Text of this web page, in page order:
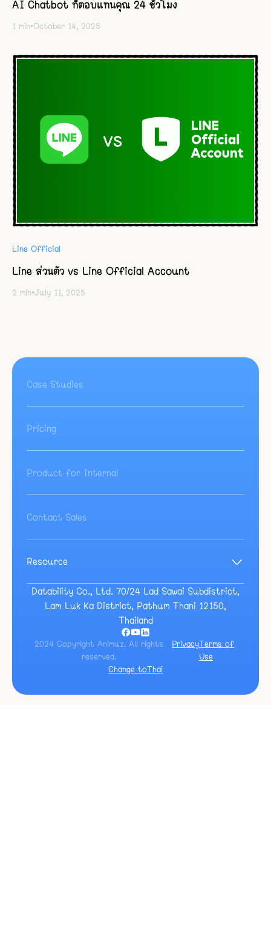
AI Chatbot ที่ตอบแทนคุณ 24 ชั่วโมง
1 min•October 14, 2025
Line Official
Line ส่วนตัว vs Line Official Account
2 min•July 11, 2025
Case Studies
Pricing
Product for Internal
Contact Sales
Resource
Guide
Event
Datability Co., Ltd. 70/24 Lad Sawai Subdistrict,
Lam Luk Ka District, Pathum Thani 12150,
Thailand
2024 Copyright Animuz. All rights
reserved.
PrivacyTerms of
Use
Change toThai